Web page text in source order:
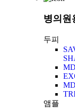
병의원
두피
앰플